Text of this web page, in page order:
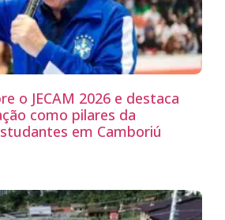
o JECAM 2026 e destaca
como pilares da
em Camboriú